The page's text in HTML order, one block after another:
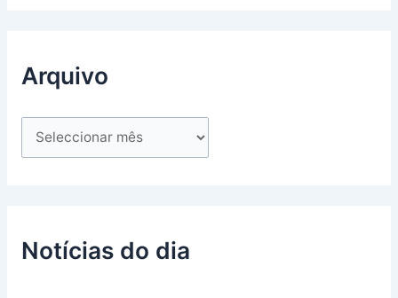
Arquivo
Notícias do dia